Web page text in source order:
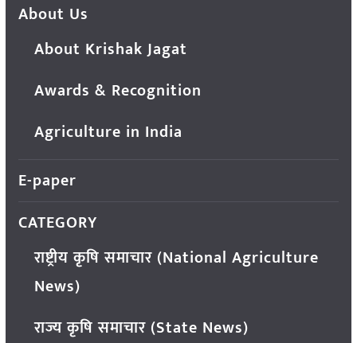
About Us
About Krishak Jagat
Awards & Recognition
Agriculture in India
E-paper
CATEGORY
राष्ट्रीय कृषि समाचार (National Agriculture
News)
राज्य कृषि समाचार (State News)